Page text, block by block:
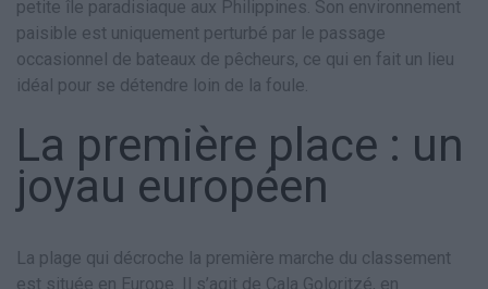
petite île paradisiaque aux Philippines. Son environnement
paisible est uniquement perturbé par le passage
occasionnel de bateaux de pêcheurs, ce qui en fait un lieu
idéal pour se détendre loin de la foule.
La première place : un
joyau européen
La plage qui décroche la première marche du classement
est située en Europe. Il s’agit de Cala Goloritzé, en